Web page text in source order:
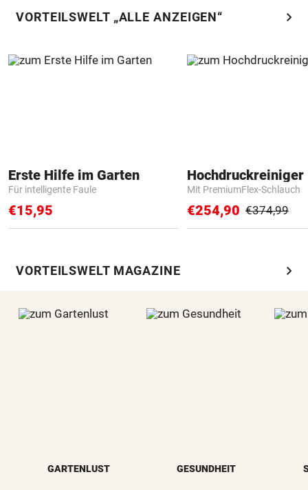
VORTEILSWELT „ALLE ANZEIGEN“ chevron_right
Erste Hilfe im Garten
Für intelligente Faule
€15,95
Hochdruckreiniger
Mit PremiumFlex-Schlauch
€254,90 €374,99
VORTEILSWELT MAGAZINE chevron_right
GARTENLUST GESUNDHEIT